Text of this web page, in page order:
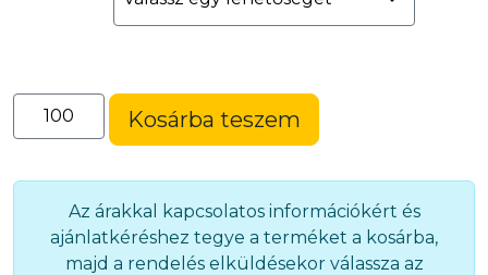
Fűzőkapocs
(HGO-
mennyiség
Kosárba teszem
Az árakkal kapcsolatos információkért és
ajánlatkéréshez tegye a terméket a kosárba,
majd a rendelés elküldésekor válassza az